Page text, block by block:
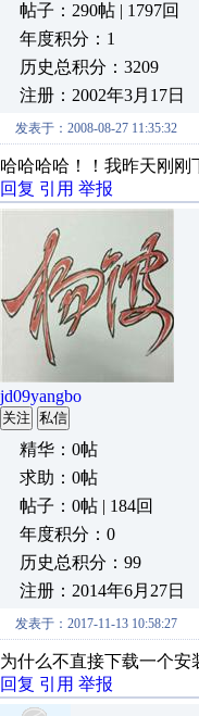
帖子：290帖 | 1797回
年度积分：1
历史总积分：3209
注册：2002年3月17日
发表于：2008-08-27 11:35:32
哈哈哈哈！！我昨天刚
回复 引用 举报
jd09yangbo
关注 私信
精华：0帖
求助：0帖
帖子：0帖 | 184回
年度积分：0
历史总积分：99
注册：2014年6月27日
发表于：2017-11-13 10:58:27
为什么不直接下载一个安
回复 引用 举报